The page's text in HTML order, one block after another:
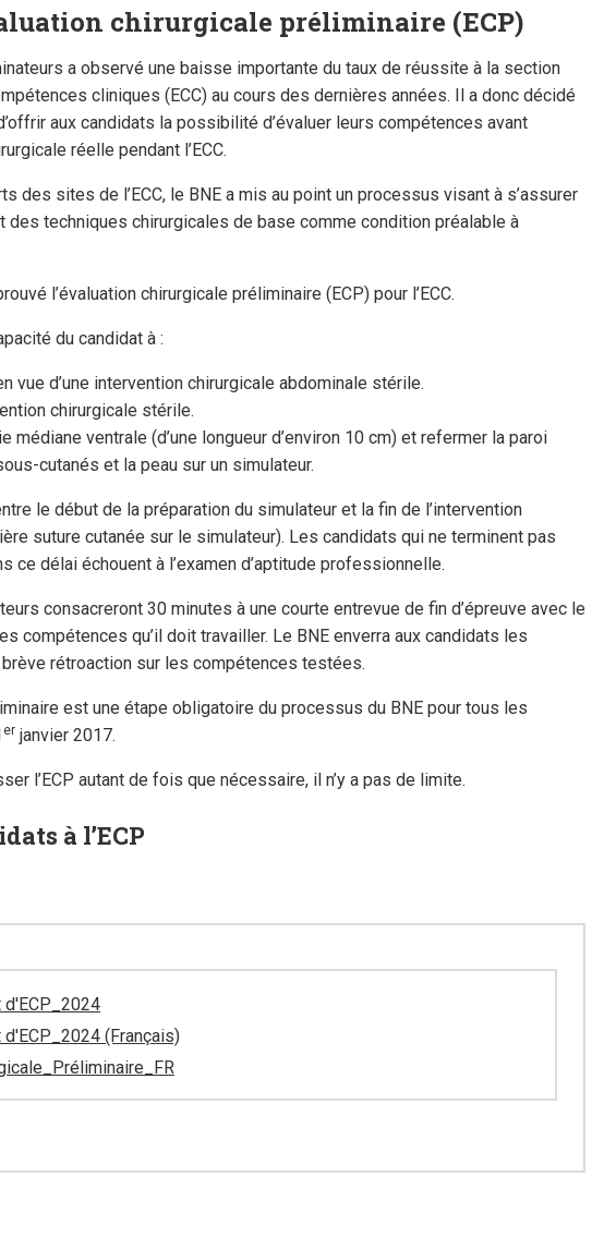
chirurgicale préliminaire (ECP)
a observé une baisse importante du taux de réussite à la section
cliniques (ECC) au cours des dernières années. Il a donc décidé
aux candidats la possibilité d’évaluer leurs compétences avant
réelle pendant l’ECC.
des sites de l’ECC, le BNE a mis au point un processus visant à s’assurer
techniques chirurgicales de base comme condition préalable à
l’évaluation chirurgicale préliminaire (ECP) pour l’ECC.
du candidat à :
vue d’une intervention chirurgicale abdominale stérile.
chirurgicale stérile.
ventrale (d’une longueur d’environ 10 cm) et refermer la paroi
cutanés et la peau sur un simulateur.
le début de la préparation du simulateur et la fin de l’intervention
suture cutanée sur le simulateur). Les candidats qui ne terminent pas
ce délai échouent à l’examen d’aptitude professionnelle.
consacreront 30 minutes à une courte entrevue de fin d’épreuve avec le
compétences qu’il doit travailler. Le BNE enverra aux candidats les
rétroaction sur les compétences testées.
est une étape obligatoire du processus du BNE pour tous les
er janvier 2017.
l’ECP autant de fois que nécessaire, il n’y a pas de limite.
à l’ECP
d'ECP_2024
(Français)